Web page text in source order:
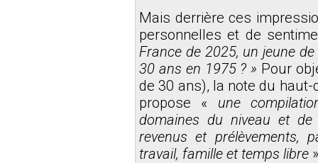
Mais derrière ces
personnelles et de
France de 2025, un jeune
30 ans en 1975 ? » Pour
de 30 ans), la note du
propose « une
domaines du niveau et
revenus et prélèvements,
travail, famille et temps libre